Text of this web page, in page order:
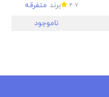
4.7 برند متفرقه
ناموجود